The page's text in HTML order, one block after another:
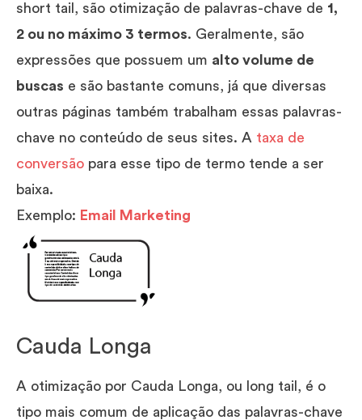
short tail, são otimização de palavras-chave de 1,
2 ou no máximo 3 termos. Geralmente, são
expressões que possuem um alto volume de
buscas e são bastante comuns, já que diversas
outras páginas também trabalham essas palavras-
chave no conteúdo de seus sites. A taxa de
conversão para esse tipo de termo tende a ser
baixa.
Exemplo: Email Marketing
Cauda Longa
A otimização por Cauda Longa, ou long tail, é o
tipo mais comum de aplicação das palavras-chave